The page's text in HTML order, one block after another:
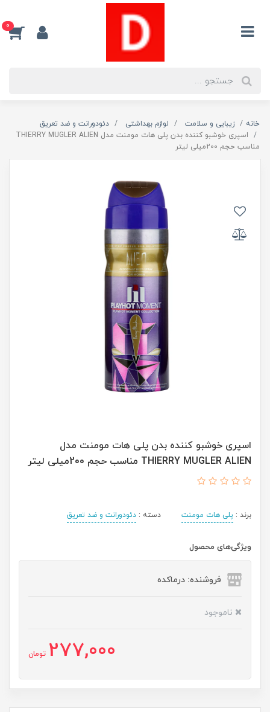
0
خانه زیبایی و سلامت لوازم بهداشتی
دئودورانت و ضد تعریق
اسپری خوشبو کننده بدن پلی هات مومنت مدل THIERRY MUGLER ALIEN
مناسب حجم 200میلی لیتر
اسپری خوشبو کننده بدن پلی هات مومنت مدل
THIERRY MUGLER ALIEN مناسب حجم 200میلی لیتر
برند : پلی هات مومنت دسته : دئودورانت و ضد تعریق
ویژگی‌های محصول
فروشنده: درماکده
ناموجود
277,000 تومان